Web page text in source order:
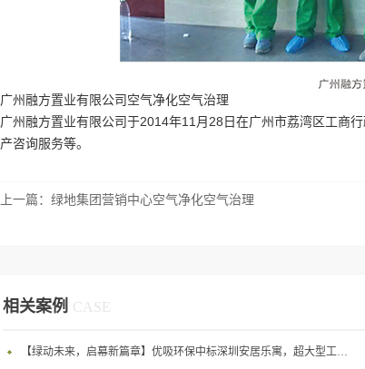
广州融方置业有限公司空气净化空气治理
广州融方置业有限公司于2014年11月28日在广州市荔湾区工商
产咨询服务等。
上一篇： 绿地集团营销中心空气净化空气治理
相关案例 CASE
【绿动未来，启幕新篇章】优吸环保中标深圳安居乐寓，超大型工装室内空气治理项目顺利启航，匠心筑就健康空间！